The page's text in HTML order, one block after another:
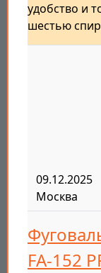
удобство и
шестью
09.12.2025
Москва
FA-152